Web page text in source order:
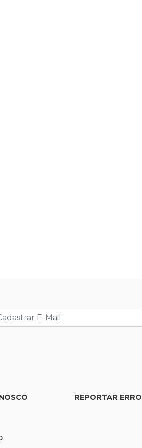
Prefeitura retira projeto sobre leis
tributárias que travou pauta na
REPORTAR ERRO